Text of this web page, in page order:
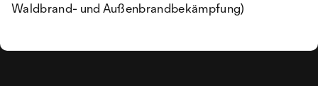
Waldbrand- und Außenbrandbekämpfung)